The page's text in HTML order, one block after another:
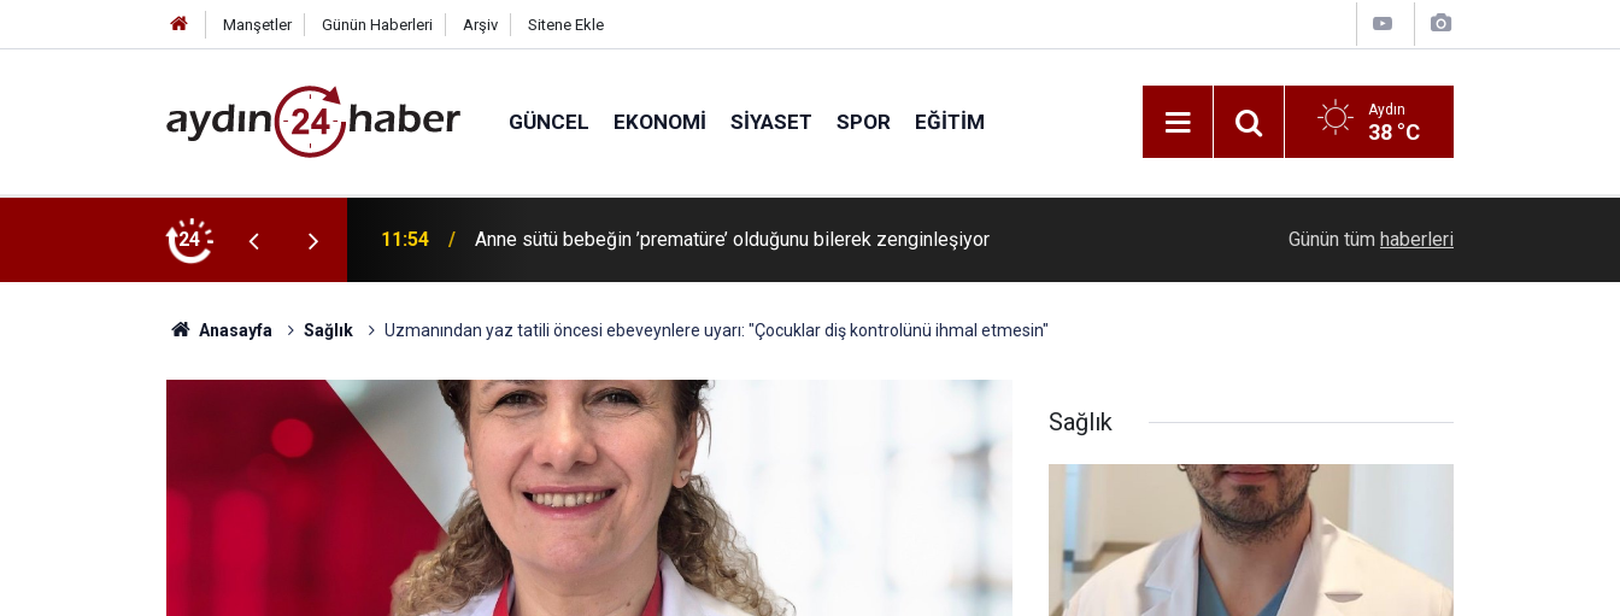
Manşetler Günün Haberleri Arşiv Sitene Ekle
GÜNCEL EKONOMI SIYASET SPOR EĞITIM Aydın
38 °C
24
köylülere orman yangını uyarısı 11:54 Anne sütü bebeğin ’prematüre’ olduğunu bilerek zenginleşiyor Günün tüm haberleri
Anasayfa Sağlık Uzmanından yaz tatili öncesi ebeveynlere uyarı: "Çocuklar diş kontrolünü ihmal etmesin"
Sağlık